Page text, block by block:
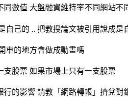
同數值 大盤融資維持率不同網站不
自己的 .. 把教授論文被引用說成是
車的地方會做成動畫嗎
支股票 如果市場上只有一支股票
的影響 請教「網路轉帳」擠兌對